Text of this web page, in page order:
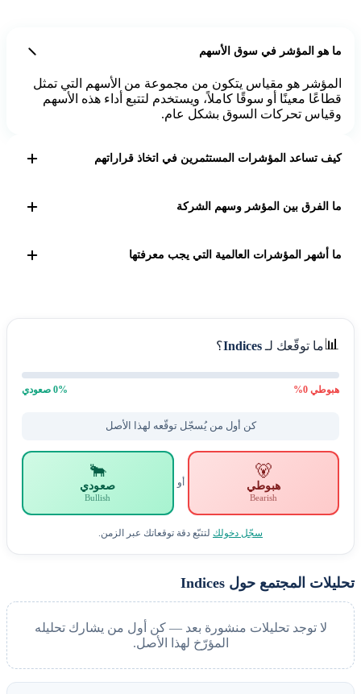
ما هو المؤشر في سوق الأسهم
المؤشر هو مقياس يتكون من مجموعة من الأسهم التي تمثل
قطاعًا معينًا أو سوقًا كاملاً، ويستخدم لتتبع أداء هذه الأسهم
وقياس تحركات السوق بشكل عام.
كيف تساعد المؤشرات المستثمرين في اتخاذ قراراتهم
خلال متابعة أداء سلة من الأسهم، مما يساعدهم في تقييم
ما الفرق بين المؤشر وسهم الشركة
من عدة أسهم لقياس أداء قطاع أو سوق معين، وبالتالي
ما أشهر المؤشرات العالمية التي يجب معرفتها
منها يعكس أداء أكبر الشركات في تلك الأسواق.
📊ما توقّعك لـ Indices؟
هبوطي 0
%
0% صعودي
كن أول من يُسجّل توقّعه لهذا الأصل
🐻
هبوطي
Bearish
أو
🐂
صعودي
Bullish
سجّل دخولك لتتبّع دقة توقعاتك عبر الزمن.
تحليلات المجتمع حول Indices
لا توجد تحليلات منشورة بعد — كن أول من يشارك تحليله
المؤرّخ لهذا الأصل.